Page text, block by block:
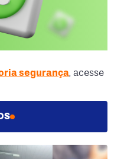
segurança, acesse